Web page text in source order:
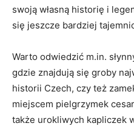
swoją własną historię i
się jeszcze bardziej
Warto‌ odwiedzić m.in.
gdzie znajdują się groby
historii Czech, ⁢czy ‍też
miejscem​ pielgrzymek‍
także urokliwych kapliczek